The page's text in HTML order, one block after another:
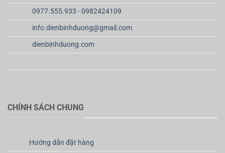
0977.555.933 -0982424109
info.dienbinhduong@gmail.com
dienbinhduong.com
CHÍNH SÁCH CHUNG
Hướng dẫn đặt hàng